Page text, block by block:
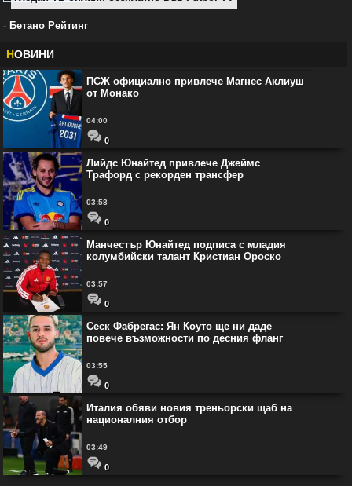
- Бетано Рейтинг
НОВИНИ
ПСЖ официално привлече Магнес Аклиуш
от Монако
04:00
0
Лийдс Юнайтед привлече Джеймс
Трафорд с рекорден трансфер
03:58
0
Манчестър Юнайтед подписа с младия
колумбийски талант Кристиан Ороско
03:57
0
Сеск Фабрегас: Ян Коуто ще ни даде
повече възможности по десния фланг
03:55
0
Италия обяви новия треньорски щаб на
националния отбор
03:49
0